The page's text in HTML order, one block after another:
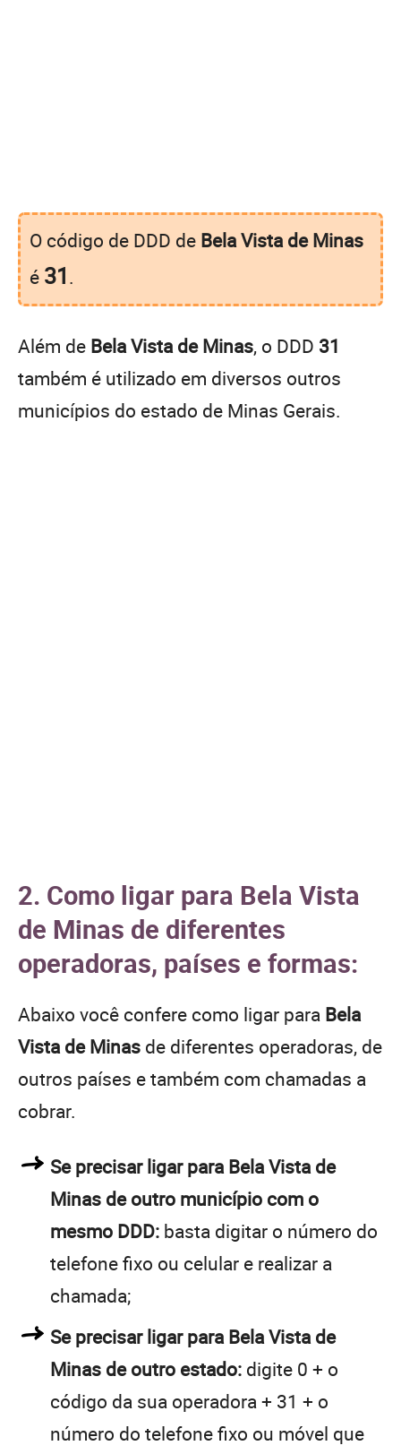
O código de DDD de Bela Vista de Minas
é 31.
Além de Bela Vista de Minas, o DDD 31
também é utilizado em diversos outros
municípios do estado de Minas Gerais.
2. Como ligar para Bela Vista
de Minas de diferentes
operadoras, países e formas:
Abaixo você confere como ligar para Bela
Vista de Minas de diferentes operadoras, de
outros países e também com chamadas a
cobrar.
Se precisar ligar para Bela Vista de
Minas de outro município com o
mesmo DDD: basta digitar o número do
telefone fixo ou celular e realizar a
chamada;
Se precisar ligar para Bela Vista de
Minas de outro estado: digite 0 + o
código da sua operadora + 31 + o
número do telefone fixo ou móvel que